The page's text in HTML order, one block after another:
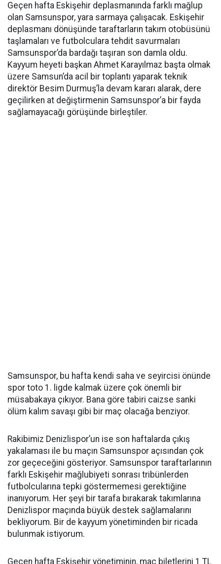
Geçen hafta Eskişehir deplasmanında farklı mağlup
olan Samsunspor, yara sarmaya çalışacak. Eskişehir
deplasmanı dönüşünde taraftarların takım otobüsünü
taşlamaları ve futbolculara tehdit savurmaları
Samsunspor’da bardağı taşıran son damla oldu.
Kayyum heyeti başkan Ahmet Karayılmaz başta olmak
üzere Samsun’da acil bir toplantı yaparak teknik
direktör Besim Durmuş’la devam kararı alarak, dere
geçilirken at değiştirmenin Samsunspor’a bir fayda
sağlamayacağı görüşünde birleştiler.
Samsunspor, bu hafta kendi saha ve seyircisi önünde
spor toto 1. ligde kalmak üzere çok önemli bir
müsabakaya çıkıyor. Bana göre tabiri caizse sanki
ölüm kalım savaşı gibi bir maç olacağa benziyor.
Rakibimiz Denizlispor’un ise son haftalarda çıkış
yakalaması ile bu maçın Samsunspor açısından çok
zor geçeceğini gösteriyor. Samsunspor taraftarlarının
farklı Eskişehir mağlubiyeti sonrası tribünlerden
futbolcularına tepki göstermemesi gerektiğine
inanıyorum. Her şeyi bir tarafa bırakarak takımlarına
Denizlispor maçında büyük destek sağlamalarını
bekliyorum. Bir de kayyum yönetiminden bir ricada
bulunmak istiyorum.
Geçen hafta Eskişehir yönetiminin, maç biletlerini 1 TL